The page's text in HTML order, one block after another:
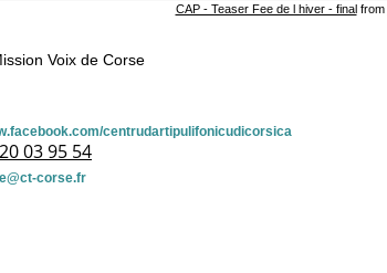
CAP - Teaser Fee de l hiver - finalfrom
Voix de Corse
centrudartipulifonicudicorsica
03 95 54
corse.fr